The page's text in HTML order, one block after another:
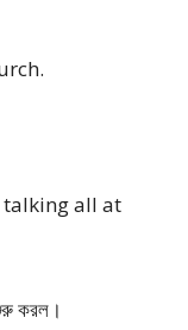
talking all at
করল।